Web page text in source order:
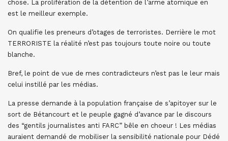
chose. La prolifération de la détention de l’arme atomique en
est le meilleur exemple.
On qualifie les preneurs d’otages de terroristes. Derrière le mot
TERRORISTE la réalité n’est pas toujours toute noire ou toute
blanche.
Bref, le point de vue de mes contradicteurs n’est pas le leur mais
celui instillé par les médias.
La presse demande à la population française de s’apitoyer sur le
sort de Bétancourt et le peuple gagné d’avance par le discours
des “gentils journalistes anti FARC” bêle en choeur ! Les médias
auraient demandé de mobiliser la sensibilité nationale pour Dédé